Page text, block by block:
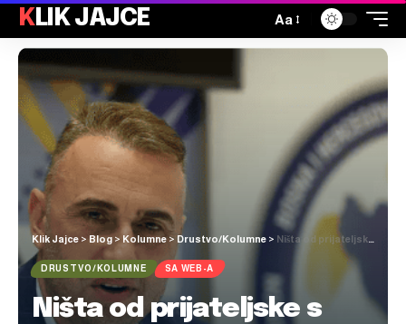
KLIK JAJCE Aa
Klik Jajce > Blog > Kolumne > Drustvo/Kolumne > Ništa od prijateljske s BiH? Neki članovi ruske reprezentacije su navodno mobilizirani i idu u rat
DRUSTVO/KOLUMNE SA WEB-A
Ništa od prijateljske s